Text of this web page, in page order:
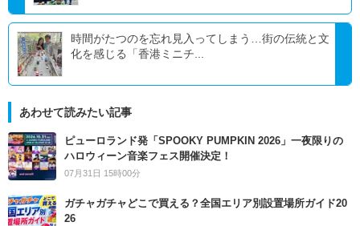
時間がたつのを忘れ見入ってしまう…街の伝統と文
化を感じる「香港ミニチ...
あわせて読みたい記事
ピューロランド発「SPOOKY PUMPKIN 2026」一夜限りの
ハロウィーン音楽フェス開催決定！
07月31日 15時00分
ガチャガチャどこで買える？全国エリア別設置場所ガイド20
26